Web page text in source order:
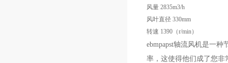
风量 2835m3/h
风叶直径 330mm
转速 1390（r/min）
ebmpapst轴流风机是一
率，这使得他们成了您非